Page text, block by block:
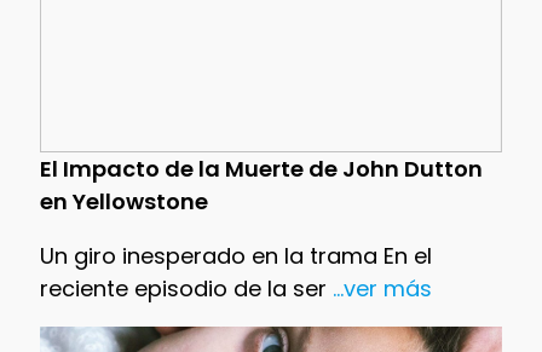
El Impacto de la Muerte de John Dutton
en Yellowstone
Un giro inesperado en la trama En el
reciente episodio de la ser ...ver más